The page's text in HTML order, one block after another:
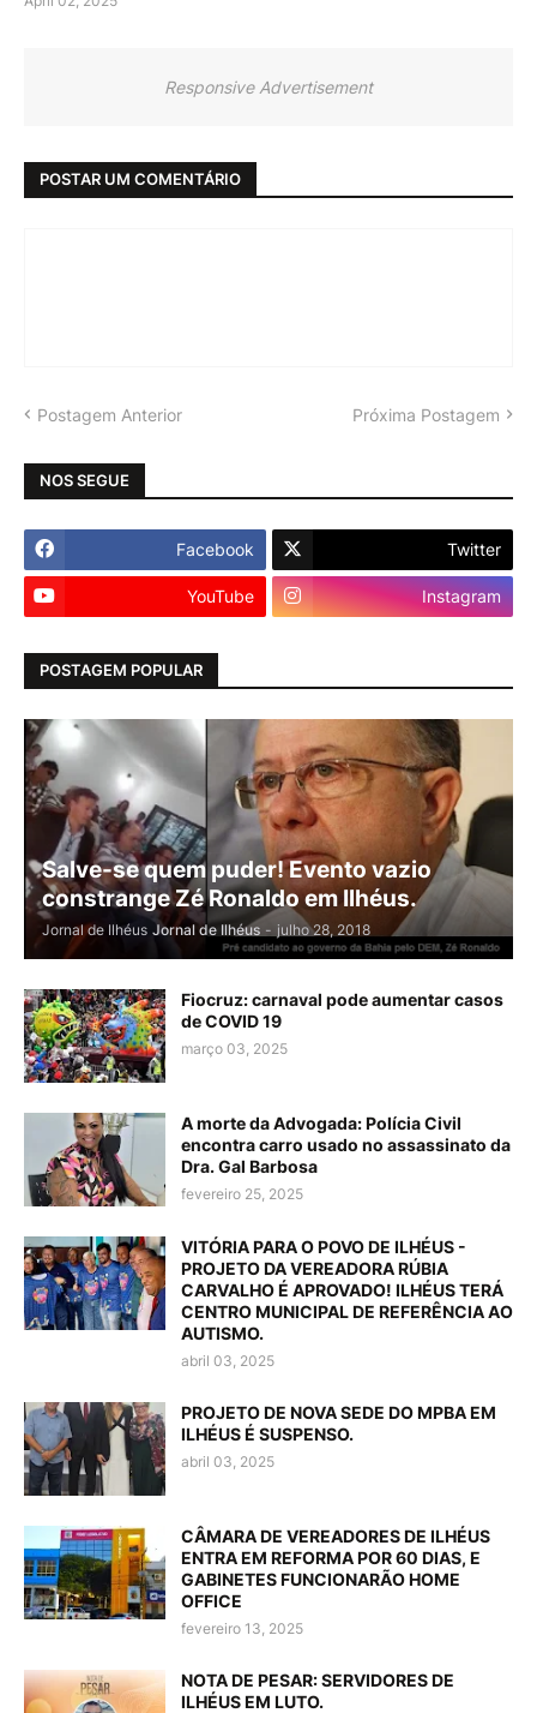
Responsive Advertisement
POSTAR UM COMENTÁRIO
Postagem Anterior Próxima Postagem
NOS SEGUE
Facebook Twitter
YouTube Instagram
POSTAGEM POPULAR
Salve-se quem puder! Evento vazio
constrange Zé Ronaldo em Ilhéus.
Jornal de Ilhéus Jornal de Ilhéus - julho 28, 2018
Fiocruz: carnaval pode aumentar casos
de COVID 19
março 03, 2025
A morte da Advogada: Polícia Civil
encontra carro usado no assassinato da
Dra. Gal Barbosa
fevereiro 25, 2025
VITÓRIA PARA O POVO DE ILHÉUS -
PROJETO DA VEREADORA RÚBIA
CARVALHO É APROVADO! ILHÉUS TERÁ
CENTRO MUNICIPAL DE REFERÊNCIA AO
AUTISMO.
abril 03, 2025
PROJETO DE NOVA SEDE DO MPBA EM
ILHÉUS É SUSPENSO.
abril 03, 2025
CÂMARA DE VEREADORES DE ILHÉUS
ENTRA EM REFORMA POR 60 DIAS, E
GABINETES FUNCIONARÃO HOME
OFFICE
fevereiro 13, 2025
NOTA DE PESAR: SERVIDORES DE
ILHÉUS EM LUTO.